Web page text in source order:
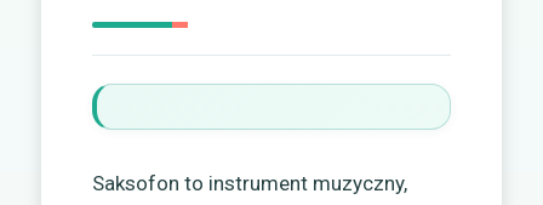
Saksofon to instrument muzyczny,